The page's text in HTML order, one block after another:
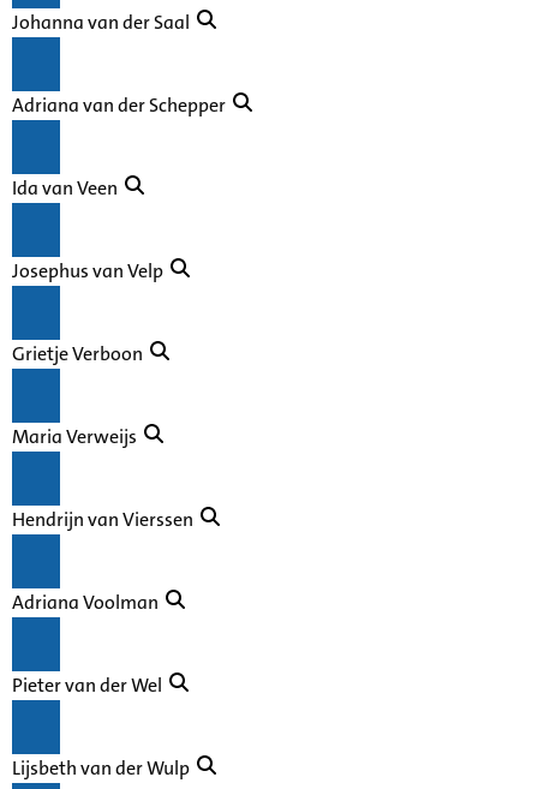
Johanna van der Saal
Adriana van der Schepper
Ida van Veen
Josephus van Velp
Grietje Verboon
Maria Verweijs
Hendrijn van Vierssen
Adriana Voolman
Pieter van der Wel
Lijsbeth van der Wulp